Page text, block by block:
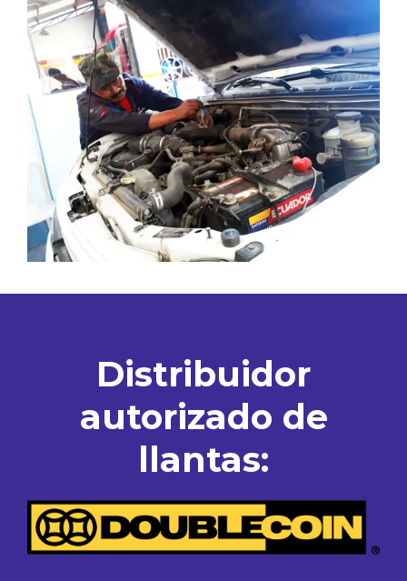
Distribuidor
autorizado de
llantas: